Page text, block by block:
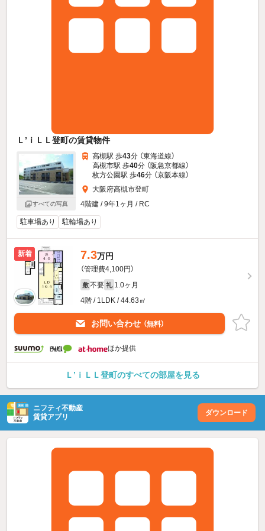
Ｌ’ｉＬＬ登町の賃貸物件
すべての写真
高槻駅 歩43分 （東海道線）
高槻市駅 歩40分 （阪急京都線）
枚方公園駅 歩46分 （京阪本線）
大阪府高槻市登町
4階建 / 9年1ヶ月 / RC
駐車場あり 駐輪場あり
新着 7.3万円
（管理費4,100円）
敷 不要 礼 1.0ヶ月
4階 / 1LDK / 44.63㎡
お問い合わせ （無料）
ほか提供
Ｌ’ｉＬＬ登町のすべての部屋を見る
ニフティ不動産
賃貸アプリ
ダウンロード